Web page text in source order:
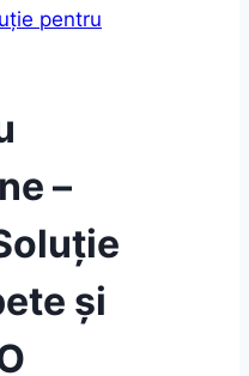
pentru
–
și